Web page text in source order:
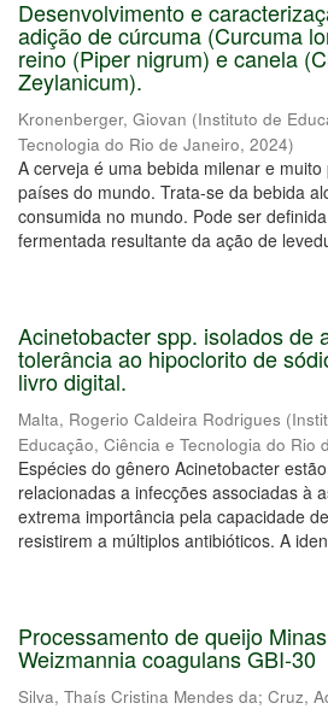
Desenvolvimento e
adição de cúrcuma (Curcuma
reino (Piper nigrum) e canela
Zeylanicum).
Kronenberger, Giovan (Instituto de
Tecnologia do Rio de Janeiro, 2024)
A cerveja é uma bebida milenar e
países do mundo. Trata-se da bebida
consumida no mundo. Pode ser
fermentada resultante da ação de
Acinetobacter spp. isolados de
tolerância ao hipoclorito de
livro digital.
Malta, Rogerio Caldeira Rodrigues (
Educação, Ciência e Tecnologia do Rio
Espécies do gênero Acinetobacter
relacionadas a infecções associadas à
extrema importância pela capacidade
resistirem a múltiplos antibióticos. A
Processamento de queijo
Weizmannia coagulans GBI-30
Silva, Thaís Cristina Mendes da; Cruz,